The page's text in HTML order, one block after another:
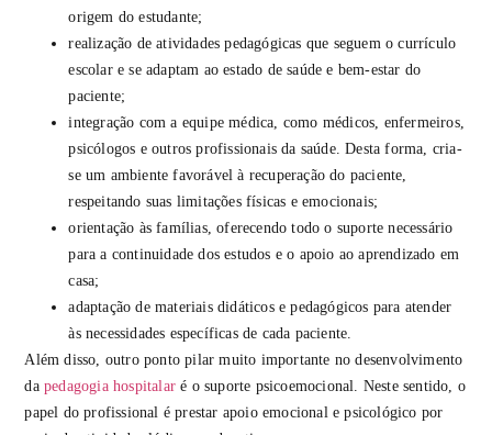
origem do estudante;
realização de atividades pedagógicas que seguem o currículo
escolar e se adaptam ao estado de saúde e bem-estar do
paciente;
integração com a equipe médica, como médicos, enfermeiros,
psicólogos e outros profissionais da saúde. Desta forma, cria-
se um ambiente favorável à recuperação do paciente,
respeitando suas limitações físicas e emocionais;
orientação às famílias, oferecendo todo o suporte necessário
para a continuidade dos estudos e o apoio ao aprendizado em
casa;
adaptação de materiais didáticos e pedagógicos para atender
às necessidades específicas de cada paciente.
Além disso, outro ponto pilar muito importante no desenvolvimento
dapedagogia hospitalar é o suporte psicoemocional. Neste sentido, o
papel do profissional é prestar apoio emocional e psicológico por